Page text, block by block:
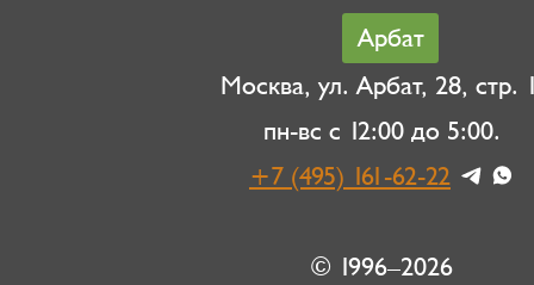
Арбат
Москва, ул. Арбат, 28, стр.
пн-вс с 12:00 до 5:00.
+7 (495) 161-62-22
© 1996–2026